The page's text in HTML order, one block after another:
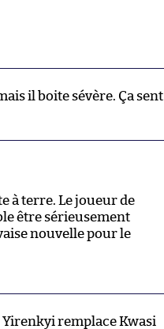
il boite sévère. Ça sent
à terre. Le joueur de
être sérieusement
nouvelle pour le
Yirenkyi remplace Kwasi